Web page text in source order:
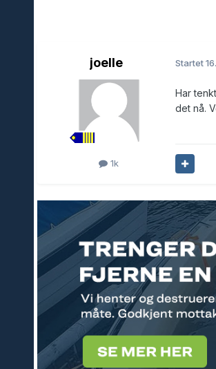
joelle
1k
Startet
Har
det nå.